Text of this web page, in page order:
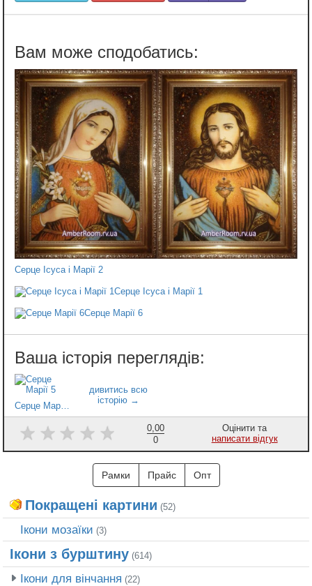
Серце Ісуса і Марії 2
Серце Ісуса і Марії 1
Серце Марії 6
0,00
0
Оцінити та
написати відгук
Рамки Прайс Опт
Покращені картини (52)
Ікони мозаїки (3)
Ікони з бурштину (614)
Ікони для вінчання (22)